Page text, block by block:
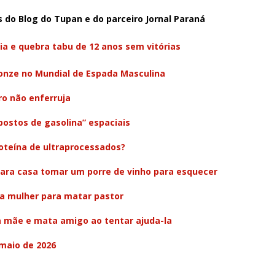
Blog do Tupan e do parceiro Jornal Paraná
e quebra tabu de 12 anos sem vitórias
no Mundial de Espada Masculina
não enferruja
de gasolina” espaciais
de ultraprocessados?
casa tomar um porre de vinho para esquecer
mulher para matar pastor
mãe e mata amigo ao tentar ajuda-la
de 2026